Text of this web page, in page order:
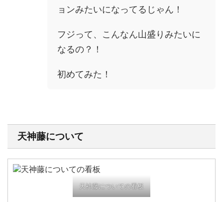
ョンみたいになってるじゃん！
フジって、こんなん山盛りみたいに
なるの？！
初めてみた！
天神藤について
天神藤についての看板